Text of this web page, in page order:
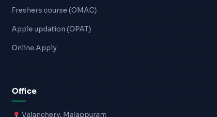
Freshers course (OMAC)
Apple updation (OPAT)
Online Apply
Office
Valanchery, Malappuram